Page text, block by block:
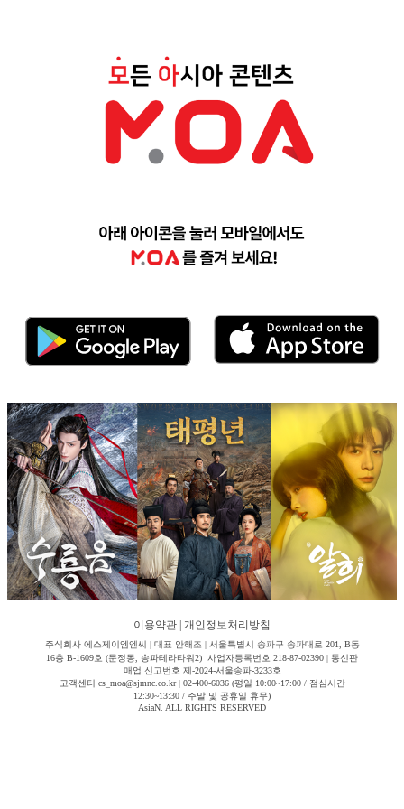
이용약관 개인정보처리방침
주식회사 에스제이엠엔씨 | 대표 안해조 | 서울특별시 송파구 송파대로 201, B동
16층 B-1609호 (문정동, 송파테라타워2) 사업자등록번호 218-87-02390 | 통신판
매업 신고번호 제-2024-서울송파-3233호
고객센터 cs_moa@sjmnc.co.kr | 02-400-6036 (평일 10:00~17:00 / 점심시간
12:30~13:30 / 주말 및 공휴일 휴무)
AsiaN. ALL RIGHTS RESERVED